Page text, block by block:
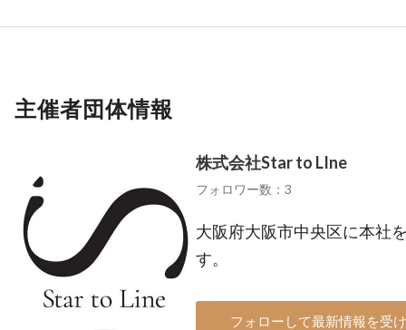
主催者団体情報
株式会社Star to LIne
フォロワー数：3
大阪府大阪市中央区に本社
す。
フォローして最新情報を受